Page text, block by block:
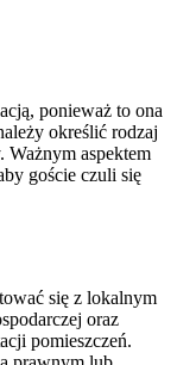
ponieważ to ona
określić rodzaj
aspektem
goście czuli się
się z lokalnym
oraz
pomieszczeń.